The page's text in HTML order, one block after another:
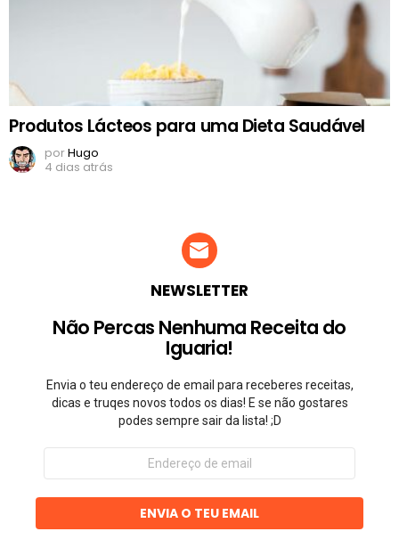
Produtos Lácteos para uma Dieta Saudável
porHugo
4 dias atrás
NEWSLETTER
Não Percas Nenhuma Receita do
Iguaria!
Envia o teu endereço de email para receberes receitas,
dicas e truqes novos todos os dias! E se não gostares
podes sempre sair da lista! ;D
Endereço
email
ENVIA O TEU EMAIL